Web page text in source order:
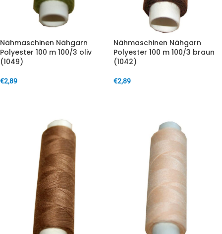
Nähmaschinen Nähgarn
Polyester 100 m 100/3 oliv
(1049)
€2,89
Nähmaschinen Nähgarn
Polyester 100 m 100/3 braun
(1042)
€2,89